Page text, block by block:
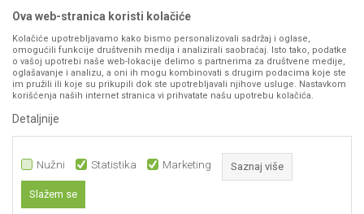
Plaćanje karticama
Web kredit Raiffeisen banke
Pravo na odustajanje
Reklamacije
Zamena artikala
VIBER I SMS NEWSLETTER
Prijavite se
PRATITE NAS
Ova web-stranica koristi kolačiće
Kolačiće upotrebljavamo kako bismo personalizovali sadržaj i oglase,
omogućili funkcije društvenih medija i analizirali saobraćaj. Isto tako, podatke
o vašoj upotrebi naše web-lokacije delimo s partnerima za društvene medije,
oglašavanje i analizu, a oni ih mogu kombinovati s drugim podacima koje ste
im pružili ili koje su prikupili dok ste upotrebljavali njihove usluge. Nastavkom
korišćenja naših internet stranica vi prihvatate našu upotrebu kolačića.
Detaljnije
Nužni Statistika Marketing Saznaj više
Slažem se